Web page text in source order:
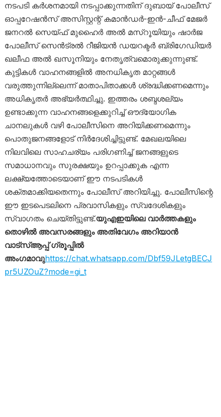
നടപടി കർശനമായി നടപ്പാക്കുന്നതിന് ദുബായ് പോലീസ്
ഓപ്പറേഷൻസ് അസിസ്റ്റന്റ് കമാൻഡർ-ഇൻ-ചീഫ് മേജർ
ജനറൽ സെയ്ഫ് മുഹൈർ അൽ മസ്‌റൂയിയും ഷാർജ
പോലീസ് സെൻട്രൽ റീജിയൻ ഡയറക്ടർ ബ്രിഗേഡിയർ
ഖലീഫ അൽ ഖസൂനിയും നേതൃത്വമൊരുക്കുന്നുണ്ട്.
കുട്ടികൾ വാഹനങ്ങളിൽ അനധികൃത മാറ്റങ്ങൾ
വരുത്തുന്നില്ലെന്ന് മാതാപിതാക്കൾ ശ്രദ്ധിക്കണമെന്നും
അധികൃതർ അഭ്യർത്ഥിച്ചു. ഇത്തരം ശബ്ദശല്യം
ഉണ്ടാക്കുന്ന വാഹനങ്ങളെക്കുറിച്ച് ഔദ്യോഗിക
ചാനലുകൾ വഴി പോലീസിനെ അറിയിക്കണമെന്നും
പൊതുജനങ്ങളോട് നിർദേശിച്ചിട്ടുണ്ട്. മേഖലയിലെ
നിലവിലെ സാഹചര്യം പരിഗണിച്ച് ജനങ്ങളുടെ
സമാധാനവും സുരക്ഷയും ഉറപ്പാക്കുക എന്ന
ലക്ഷ്യത്തോടെയാണ് ഈ നടപടികൾ
ശക്തമാക്കിയതെന്നും പോലീസ് അറിയിച്ചു. പോലീസിന്റെ
ഈ ഇടപെടലിനെ പ്രവാസികളും സ്വദേശികളും
സ്വാഗതം ചെയ്തിട്ടുണ്ട്.യുഎഇയിലെ വാർത്തകളും
തൊഴിൽ അവസരങ്ങളും അതിവേഗം അറിയാൻ
വാട്സ്ആപ്പ് ഗ്രൂപ്പിൽ
അംഗമാവുhttps://chat.whatsapp.com/Dbf59JLetgBECJ
pr5UZOuZ?mode=gi_t